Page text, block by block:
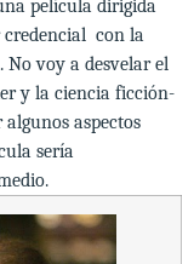
película dirigida
con la
No voy a desvelar el
y la ciencia ficción-
aspectos
sería